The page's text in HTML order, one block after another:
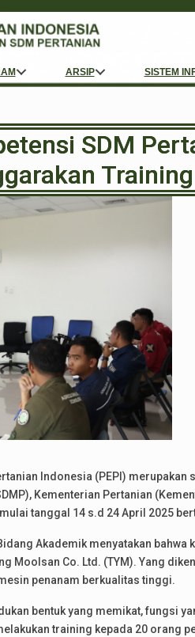
ARSIP SISTEM
SDM
Indonesia (PEPI)
Kementerian Pertanian
tanggal 14 s.d 24 April 2025
Akademik menyatakan
Moolsan Co. Ltd. (TYM). Yang
penanam berkualitas tinggi.
bentuk yang memikat, fungsi
training kepada 20 orang